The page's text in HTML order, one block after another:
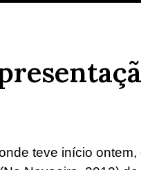
teve início ontem,